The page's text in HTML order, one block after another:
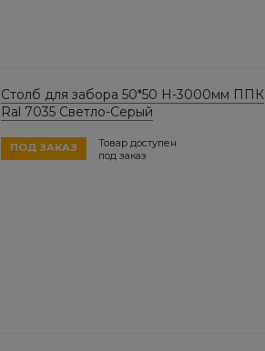
Столб для забора 50*50 Н-3000мм ППК
Ral 7035 Светло-Серый
ПОД ЗАКАЗ
Товар доступен
под заказ